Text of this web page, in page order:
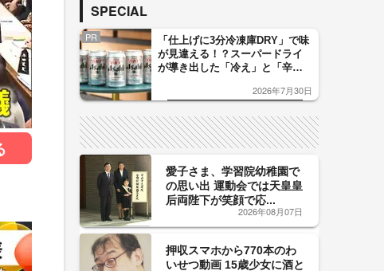
SPECIAL
PR
「仕上げに3分冷凍庫DRY」で味
が見違える！？スーパードライ
が導き出した「冷え」と「辛
した「辛口カーブ」が飲み頃の
2026年7月30日
愛子さま、学習院幼稚園で
の思い出 運動会では天皇皇
后両陛下が笑顔で応...
2026年08月07日
押収スマホから770本のわ
いせつ動画 15歳少女に酒と